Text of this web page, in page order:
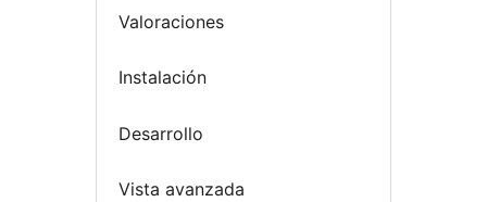
Valoraciones
Instalación
Desarrollo
Vista avanzada